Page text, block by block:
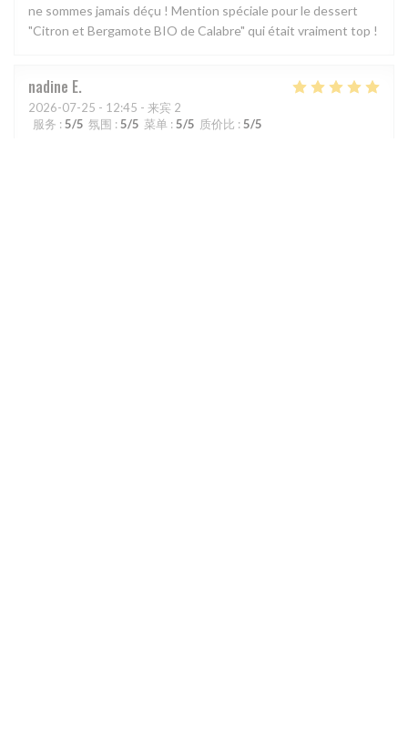
ne sommes jamais déçu ! Mention spéciale pour le dessert
"Citron et Bergamote BIO de Calabre" qui était vraiment top !
nadine E
2026-07-25 - 12:45 - 来宾 2
服务 : 5/5 氛围 : 5/5 菜单 : 5/5 质价比 : 5/5